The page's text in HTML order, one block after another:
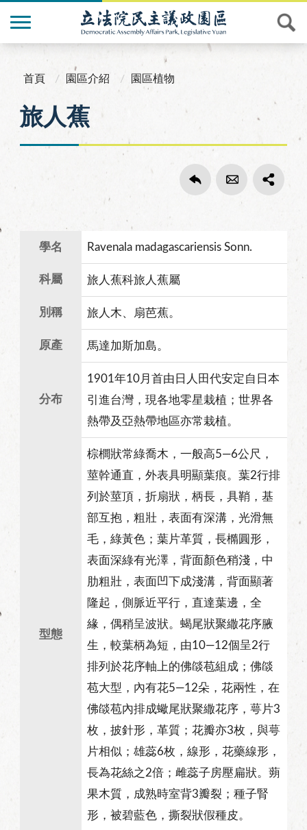
首頁 園區介紹 園區植物
旅人蕉
學名 Ravenala madagascariensis Sonn.
科屬 旅人蕉科旅人蕉屬
別稱 旅人木、扇芭蕉。
原產 馬達加斯加島。
分布
1901年10月首由日人田代安定自日本
引進台灣，現各地零星栽植；世界各
熱帶及亞熱帶地區亦常栽植。
型態
棕櫚狀常綠喬木，一般高5—6公尺，
莖幹通直，外表具明顯葉痕。葉2行排
列於莖頂，折扇狀，柄長，具鞘，基
部互抱，粗壯，表面有深溝，光滑無
毛，綠黃色；葉片革質，長橢圓形，
表面深綠有光澤，背面顏色稍淺，中
肋粗壯，表面凹下成淺溝，背面顯著
隆起，側脈近平行，直達葉邊，全
緣，偶稍呈波狀。蝎尾狀聚繖花序腋
生，較葉柄為短，由10—12個呈2行
排列於花序軸上的佛燄苞組成；佛燄
苞大型，內有花5—12朵，花兩性，在
佛燄苞內排成蠍尾狀聚繖花序，萼片3
枚，披針形，革質；花瓣亦3枚，與萼
片相似；雄蕊6枚，線形，花藥線形，
長為花絲之2倍；雌蕊子房壓扁狀。蒴
果木質，成熟時室背3瓣裂；種子腎
形，被碧藍色，撕裂狀假種皮。